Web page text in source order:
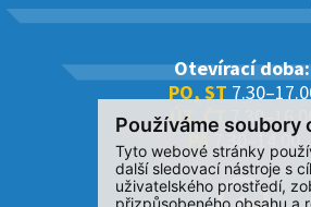
Používáme soubory
Tyto webové stránky
další sledovací nástroje s
uživatelského prostředí,
přizpůsobeného obsahu a
Otevírací doba:
PO, ST
ÚT, ČT
PÁ7.30–14.00